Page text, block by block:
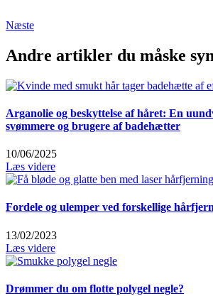
Næste
Andre artikler du måske
Arganolie og beskyttelse af håret: En
svømmere og brugere af badehætter
10/06/2025
Læs videre
Fordele og ulemper ved forskellige
13/02/2023
Læs videre
Drømmer du om flotte polygel negle?